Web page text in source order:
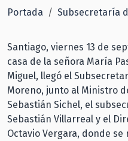
Portada Subsecretaría
Santiago, viernes 13 de
casa de la señora María
Miguel, llegó el
Moreno, junto al Ministro
Sebastián Sichel, el
Sebastián Villarreal y el
Octavio Vergara, donde